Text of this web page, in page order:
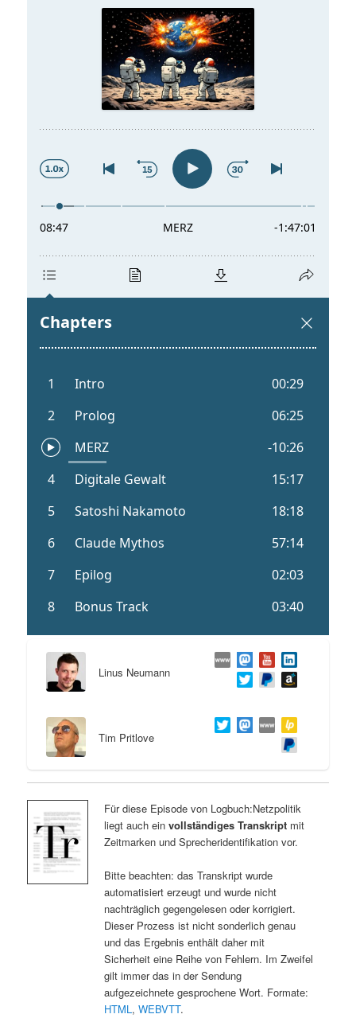
n
g
e
n
Linus Neumann
Tim Pritlove
Für diese Episode von Logbuch:Netzpolitik
liegt auch ein vollständiges Transkriptmit
Zeitmarken und Sprecheridentifikation vor.
Bitte beachten: das Transkript wurde
automatisiert erzeugt und wurde nicht
nachträglich gegengelesen oder korrigiert.
Dieser Prozess ist nicht sonderlich genau
und das Ergebnis enthält daher mit
Sicherheit eine Reihe von Fehlern. Im Zweifel
gilt immer das in der Sendung
aufgezeichnete gesprochene Wort. Formate:
HTML, WEBVTT.